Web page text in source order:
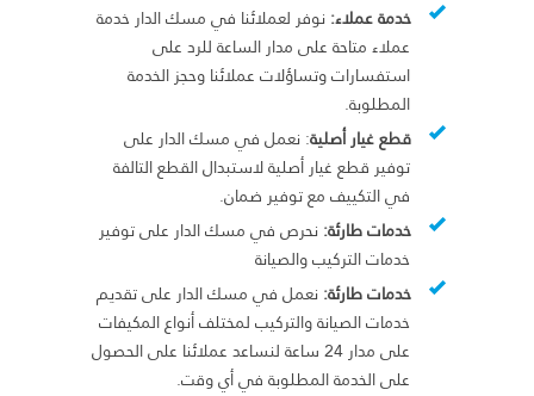
خدمة عملاء:نوفر لعملائنا في مسك الدار خدمة
عملاء متاحة على مدار الساعة للرد على
استفسارات وتساؤلات عملائنا وحجز الخدمة
المطلوبة.
قطع غيار أصلية: نعمل في مسك الدار على
توفير قطع غيار أصلية لاستبدال القطع التالفة
في التكييف مع توفير ضمان.
خدمات طارئة:نحرص في مسك الدار على توفير
خدمات التركيب والصيانة
خدمات طارئة:نعمل في مسك الدار على تقديم
خدمات الصيانة والتركيب لمختلف أنواع المكيفات
على مدار 24 ساعة لنساعد عملائنا على الحصول
على الخدمة المطلوبة في أي وقت.